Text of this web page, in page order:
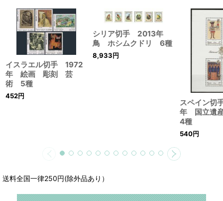
イスラエル切手 1972
年 絵画 彫刻 芸
術 5種
452円
シリア切手 2013年
鳥 ホシムクドリ 6種
8,933円
スペイン
年 国立
4種
540円
送料全国一律250円(除外品あり）